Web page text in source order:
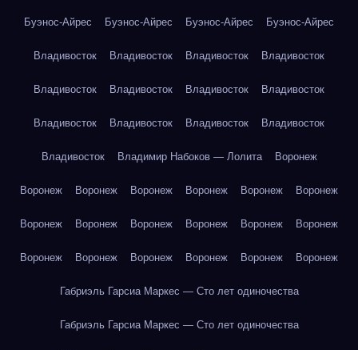
Буэнос-Айрес Буэнос-Айрес Буэнос-Айрес Буэнос-Айрес
Владивосток Владивосток Владивосток Владивосток
Владивосток Владивосток Владивосток Владивосток
Владивосток Владивосток Владивосток Владивосток
Владивосток Владимир Набоков — Лолита Воронеж
Воронеж Воронеж Воронеж Воронеж Воронеж Воронеж
Воронеж Воронеж Воронеж Воронеж Воронеж Воронеж
Воронеж Воронеж Воронеж Воронеж Воронеж Воронеж
Габриэль Гарсиа Маркес — Сто лет одиночества
Габриэль Гарсиа Маркес — Сто лет одиночества